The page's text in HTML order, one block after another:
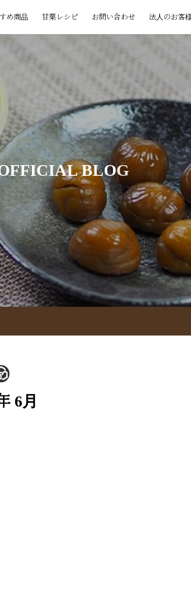
め商品 甘栗レシピ お問い合わせ 法人のお客
FFICIAL BLOG
6月